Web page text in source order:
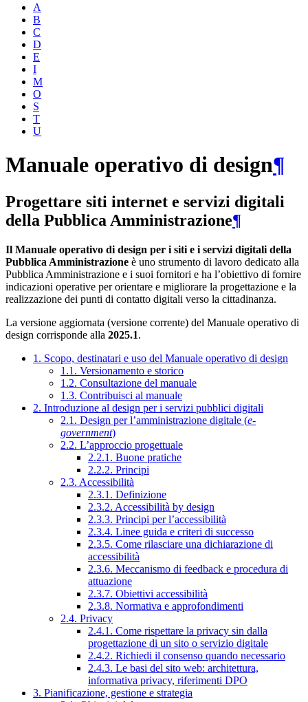
A
B
C
D
E
I
M
O
S
T
U
Manuale operativo di design¶
Progettare siti internet e servizi digitali
della Pubblica Amministrazione¶
Il Manuale operativo di design per i siti e i servizi digitali della
Pubblica Amministrazione è uno strumento di lavoro dedicato alla
Pubblica Amministrazione e i suoi fornitori e ha l’obiettivo di fornire
indicazioni operative per orientare e migliorare la progettazione e la
realizzazione dei punti di contatto digitali verso la cittadinanza.
La versione aggiornata (versione corrente) del Manuale operativo di
design corrisponde alla 2025.1.
1. Scopo, destinatari e uso del Manuale operativo di design
1.1. Versionamento e storico
1.2. Consultazione del manuale
1.3. Contribuisci al manuale
2. Introduzione al design per i servizi pubblici digitali
2.1. Design per l’amministrazione digitale (e-
government)
2.2. L’approccio progettuale
2.2.1. Buone pratiche
2.2.2. Principi
2.3. Accessibilità
2.3.1. Definizione
2.3.2. Accessibilità by design
2.3.3. Principi per l’accessibilità
2.3.4. Linee guida e criteri di successo
2.3.5. Come rilasciare una dichiarazione di
accessibilità
2.3.6. Meccanismo di feedback e procedura di
attuazione
2.3.7. Obiettivi accessibilità
2.3.8. Normativa e approfondimenti
2.4. Privacy
2.4.1. Come rispettare la privacy sin dalla
progettazione di un sito o servizio digitale
2.4.2. Richiedi il consenso quando necessario
2.4.3. Le basi del sito web: architettura,
informativa privacy, riferimenti DPO
3. Pianificazione, gestione e strategia